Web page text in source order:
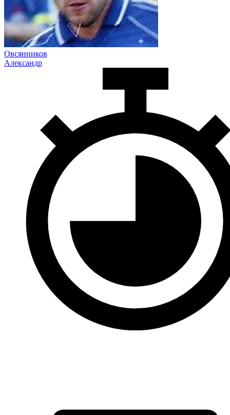
Овсянников
Александр